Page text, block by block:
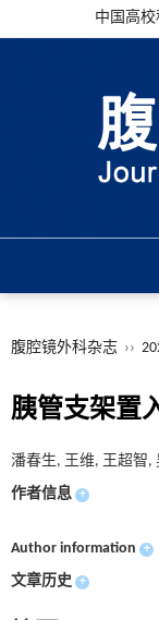
中国高
腹腔镜外科杂志 ››
胰管支架置
潘春生, 王维, 王超智,
作者信息 +
Author information +
文章历史 +